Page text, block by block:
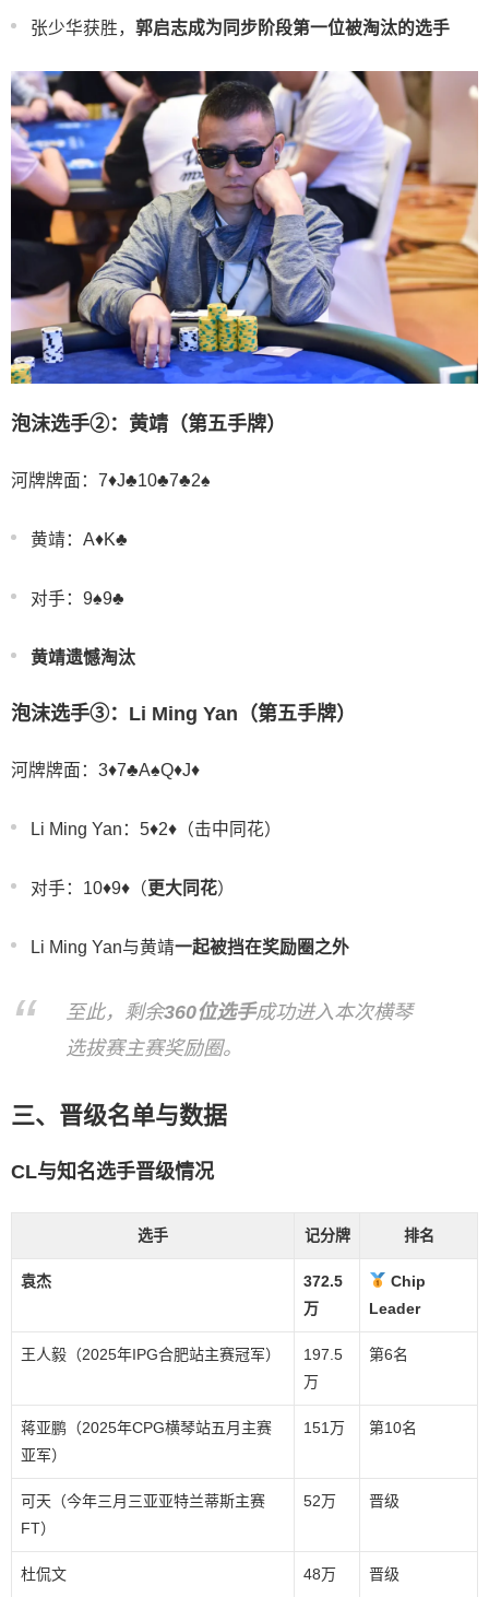
张少华获胜， 郭启志成为同步阶段第一位被淘汰的选手
泡沫选手②：黄靖（第五手牌）
河牌牌面：7♦️J♣️10♣️7♣️2♠️
黄靖：A♦️K♣️
对手：9♠️9♣️
黄靖遗憾淘汰
泡沫选手③：Li Ming Yan（第五手牌）
河牌牌面：3♦️7♣️A♠️Q♦️J♦️
Li Ming Yan：5♦️2♦️（击中同花）
对手：10♦️9♦️（更大同花）
Li Ming Yan与黄靖一起被挡在奖励圈之外
至此，剩余360位选手成功进入本次横琴
选拔赛主赛奖励圈。
三、晋级名单与数据
CL与知名选手晋级情况
选手 记分牌 排名
袁杰
372.5
万
Chip
Leader
王人毅（2025年IPG合肥站主赛冠军）
197.5
万
第6名
蒋亚鹏（2025年CPG横琴站五月主赛
亚军）
151万 第10名
可天（今年三月三亚亚特兰蒂斯主赛
FT）
52万 晋级
杜侃文 48万 晋级